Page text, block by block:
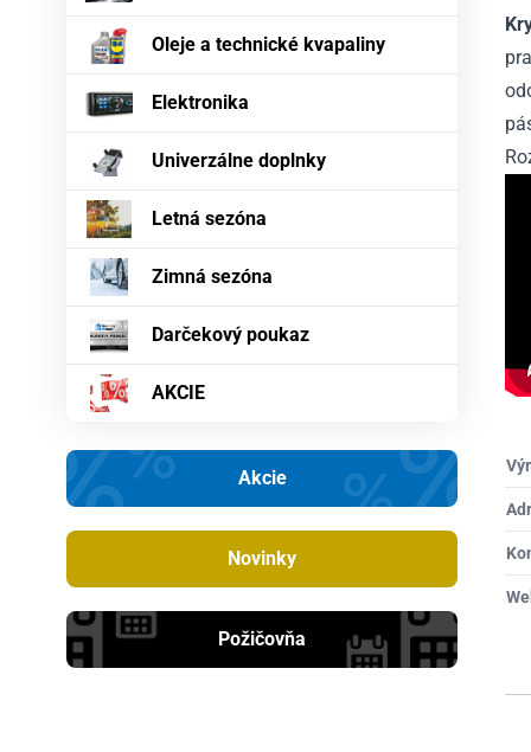
Oleje a technické kvapaliny
Elektronika
Univerzálne doplnky
Letná sezóna
Zimná sezóna
Darčekový poukaz
AKCIE
Akcie
Novinky
Požičovňa